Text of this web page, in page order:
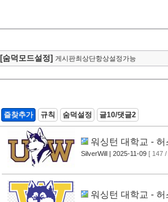
[숨덕모드설정] 게시판최상단항상설정가능
즐찾추가
규칙 숨덕설정 글10/댓글2
워싱턴 대학교 - 허
SilverWill | 2025-11-09 [ 147 /
워싱턴 대학교 - 허